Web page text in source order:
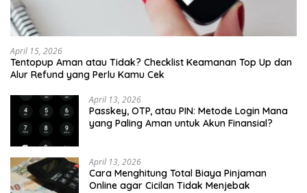
April 15, 2026
Tentopup Aman atau Tidak? Checklist Keamanan Top Up dan
Alur Refund yang Perlu Kamu Cek
April 13, 2026
Passkey, OTP, atau PIN: Metode Login Mana
yang Paling Aman untuk Akun Finansial?
April 13, 2026
Cara Menghitung Total Biaya Pinjaman
Online agar Cicilan Tidak Menjebak